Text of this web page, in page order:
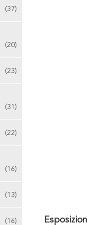
(37)
(20)
(23)
(31)
(22)
(16)
(13)
(16)